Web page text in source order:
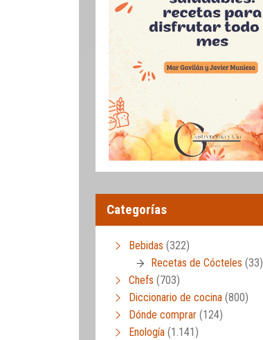
Categorías
Bebidas (322)
Recetas de Cócteles (33)
Chefs (703)
Diccionario de cocina (800)
Dónde comprar (124)
Enología (1.141)